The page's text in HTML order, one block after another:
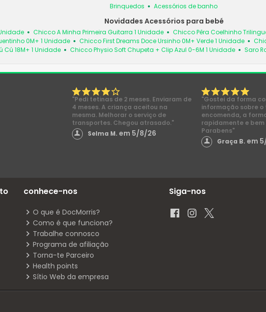
Brinquedos Acessórios de banho
Novidades Acessórios para bebé
Chicco A Minha Primeira Guitarra 1 Unidade Chicco Pêra Coelhinho
0M+ 1 Unidade
Chicco First Dreams Doce Ursinho 0M+ Verde 1 Unidade
Cú 18M+ 1 Unidade
Chicco Physio Soft Chupeta + Clip Azul 0-6M 1 Unidade Saro
"Pedi tetinas de 2 meses. Enviaram de
4 meses. A criança aceitou na
mesma. Melhorar o serviço de
transportes. Chegou atrasado."
Selma M. em 5/8/26
"Gostei da forma
informação sobre
encomenda, a
rapidamente e
Parabens"
Graça B.em
conhece-nos
O que é DocMorris?
Como é que funciona?
Trabalhe connosco
Programa de afiliação
Torna-te Parceiro
Health points
Sítio Web da empresa
Siga-nos